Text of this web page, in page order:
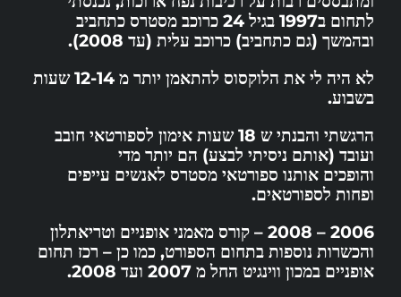
לתחום ב1997 בגיל 24 כרוכב מסטרס כתחביב
ובהמשך (גם כתחביב) כרוכב עלית (עד 2008).
לא היה לי את הלוקסוס להתאמן יותר מ 12-14 שעות
בשבוע.
הרגשתי והבנתי ש 18 שעות אימון לספורטאי חובב
ועובד (אותם ניסיתי לבצע) הם יותר מדי
והופכים אותנו ספורטאי מסטרס לאנשים עייפים
ופחות לספורטאים.
2006 – 2008 – קורס מאמני אופניים וטריאתלון
והכשרות נוספות בתחום הספורט, כמו כן – רכז תחום
אופניים במכון ווינגיט החל מ 2007 ועד 2008.